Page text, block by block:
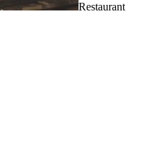
Restaurant